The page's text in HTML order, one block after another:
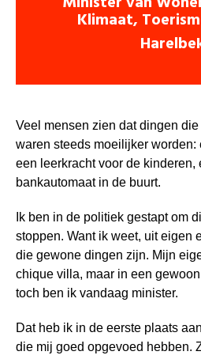
Klimaat,
Veel mensen zien dat dingen
waren steeds moeilijker worden:
een leerkracht voor de kinderen,
bankautomaat in de buurt.
Ik ben in de politiek gestapt om
stoppen. Want ik weet, uit eigen
die gewone dingen zijn. Mijn
chique villa, maar in een
toch ben ik vandaag minister.
Dat heb ik in de eerste plaats
die mij goed opgevoed hebben.